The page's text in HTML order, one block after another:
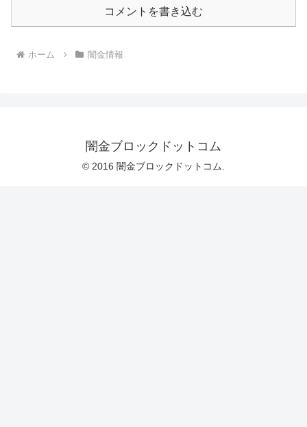
コメントを書き込む
ホーム 闇金情報
闇金ブロックドットコム
© 2016 闇金ブロックドットコム.